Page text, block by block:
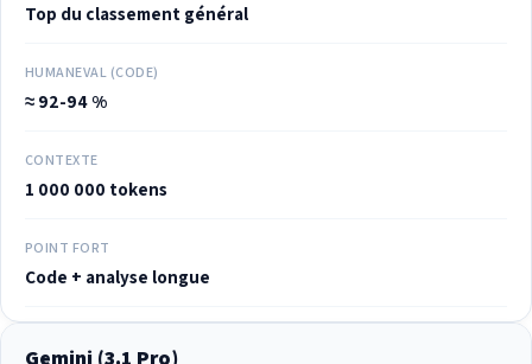
Top du classement général
HUMANEVAL (CODE)
≈ 92-94 %
CONTEXTE
1 000 000 tokens
POINT FORT
Code + analyse longue
Gemini (3.1 Pro)